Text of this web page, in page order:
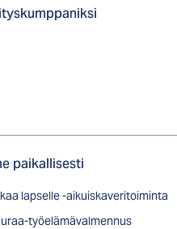
paikallisesti
lapselle -aikuiskaveritoiminta
työelämävalmennus